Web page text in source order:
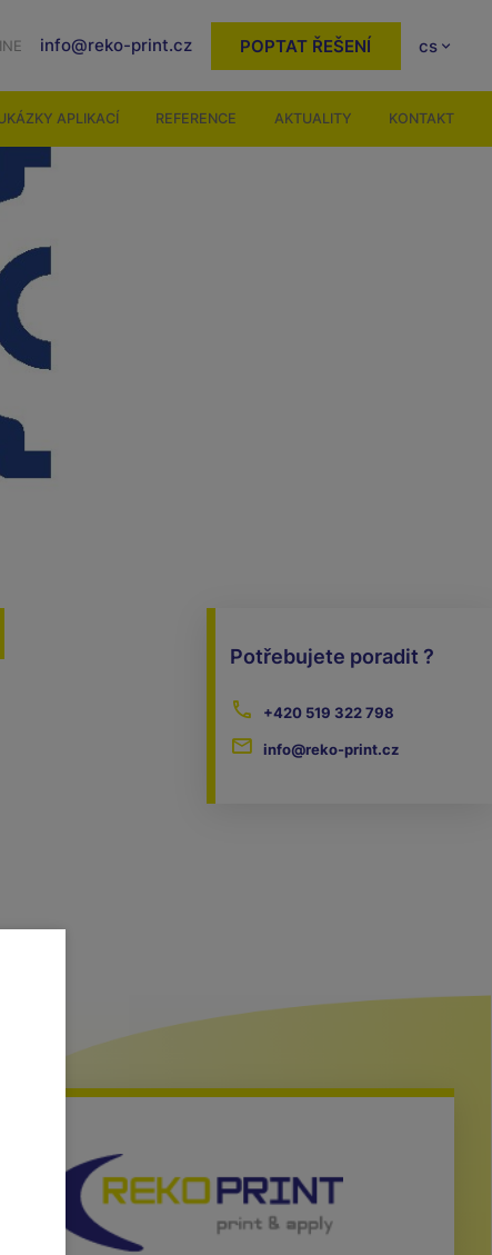
info@reko-print.cz POPTAT ŘEŠENÍ cs
APLIKACÍ REFERENCE AKTUALITY KONTAKT
Potřebujete poradit ?
+420 519 322 798
info@reko-print.cz